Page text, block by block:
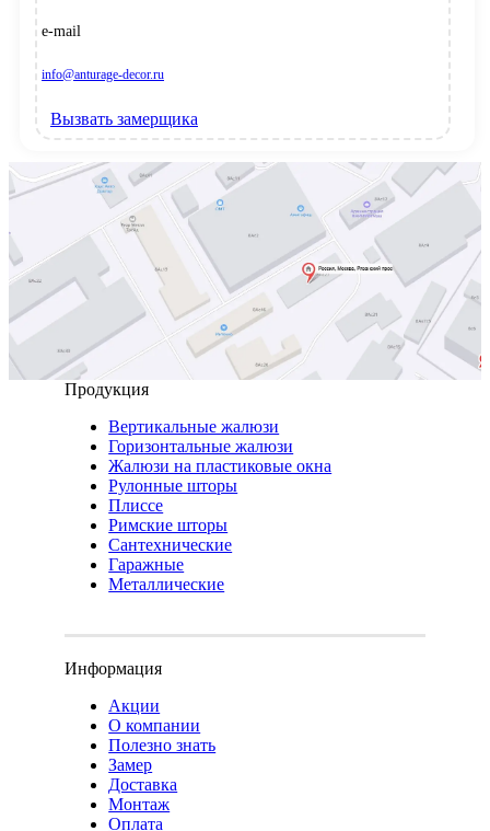
e-mail
info@anturage-decor.ru
Вызвать замерщика
Продукция
Вертикальные жалюзи
Горизонтальные жалюзи
Жалюзи на пластиковые окна
Рулонные шторы
Плиссе
Римские шторы
Сантехнические
Гаражные
Металлические
Информация
Акции
О компании
Полезно знать
Замер
Доставка
Монтаж
Оплата